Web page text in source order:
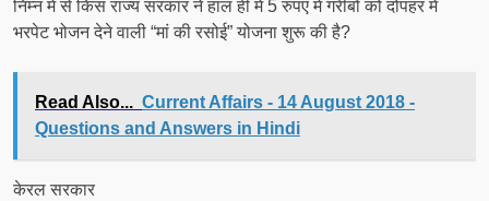
निम्न में से किस राज्य सरकार ने हाल ही में 5 रुपए में गरीबों को दोपहर में
भरपेट भोजन देने वाली “मां की रसोई” योजना शुरू की है?
Read Also... Current Affairs - 14 August 2018 -
Questions and Answers in Hindi
केरल सरकार